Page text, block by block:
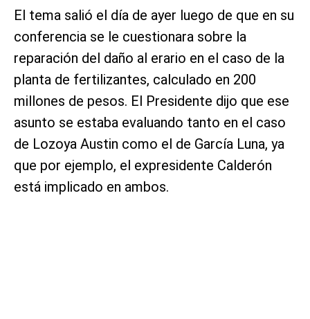
El tema salió el día de ayer luego de que en su
conferencia se le cuestionara sobre la
reparación del daño al erario en el caso de la
planta de fertilizantes, calculado en 200
millones de pesos. El Presidente dijo que ese
asunto se estaba evaluando tanto en el caso
de Lozoya Austin como el de García Luna, ya
que por ejemplo, el expresidente Calderón
está implicado en ambos.